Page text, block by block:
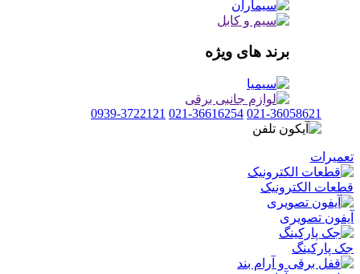
برند های ویژه
021-36058621
021-36616254
0939-3722121
تعمیرات
قطعات الکترونیک
آیفون تصویری
جک پارکینگ